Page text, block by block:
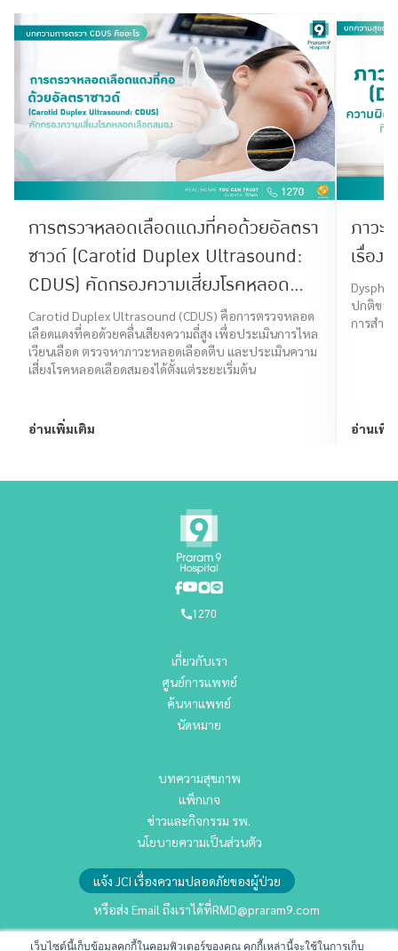
เว็บไซต์นี้เก็บข้อมูลคุกกี้ในคอมพิวเตอร์ของคุณ คุกกี้เหล่านี้จะใช้ในการเก็บ
การตรวจหลอดเลือดแดงที่คอด้วยอัลตรา
ซาวด์ (Carotid Duplex Ultrasound:
CDUS) คัดกรองความเสี่ยงโรคหลอด
เลือดสมอง
Carotid Duplex Ultrasound (CDUS) คือการตรวจหลอด
เลือดแดงที่คอด้วยคลื่นเสียงความถี่สูง เพื่อประเมินการไหล
เวียนเลือด ตรวจหาภาวะหลอดเลือดตีบ และประเมินความ
เสี่ยงโรคหลอดเลือดสมองได้ตั้งแต่ระยะเริ่มต้น
อ่านเพิ่มเติม
ภาวะ
เรื่อง
ปกติขอ
การสำลั
อ่านเพิ่
1270
เกี่ยวกับเรา
ศูนย์การแพทย์
ค้นหาแพทย์
นัดหมาย
บทความสุขภาพ
แพ็กเกจ
ข่าวและกิจกรรม รพ.
นโยบายความเป็นส่วนตัว
แจ้ง JCI เรื่องความปลอดภัยของผู้ป่วย
หรือส่ง Email ถึงเราได้ที่RMD@praram9.com